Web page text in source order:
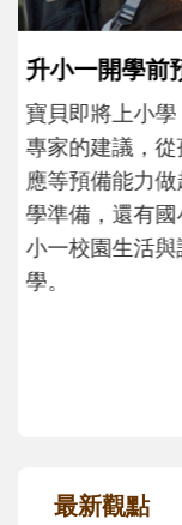
和孩子一起
不同模樣
沒有人天生
次「前所未
大。從給予
主、角色認
最新觀點